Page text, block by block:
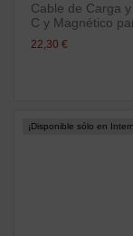
Cable de Carga
C y Magnético
22,30 €
¡Disponible sólo en